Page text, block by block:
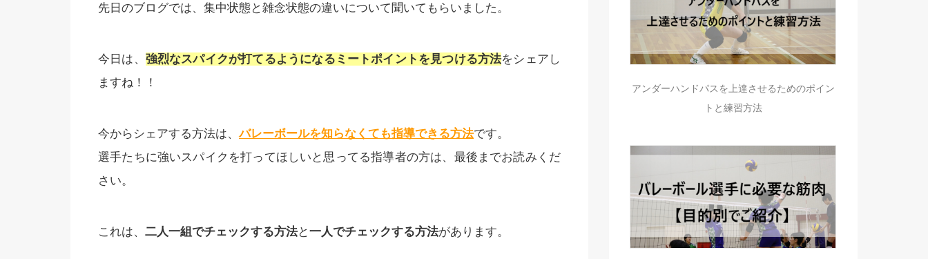
先日のブログでは、集中状態と雑念状態の違いについて聞いてもらいました。
今日は、 強烈なスパイクが打てるようになるミートポイントを見つける方法をシェアし
ますね！！
今からシェアする方法は、バレーボールを知らなくても指導できる方法です。
選手たちに強いスパイクを打ってほしいと思ってる指導者の方は、最後までお読みくだ
さい。
これは、 二人一組でチェックする方法と一人でチェックする方法があります。
アンダーハンドパスを上達させるためのポイン
トと練習方法